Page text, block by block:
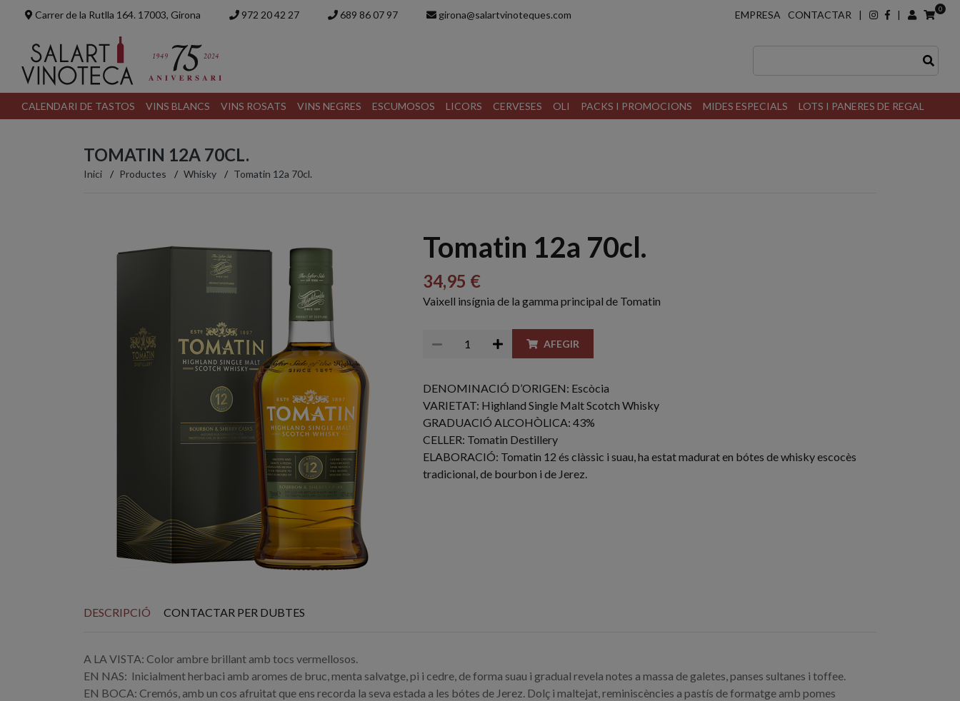
Carrer de la Rutlla 164. 17003, Girona 972 20 42 27 689 86 07 97 girona@salartvinoteques.com EMPRESA CONTACTAR | | 0
CALENDARI DE TASTOS VINS BLANCS VINS ROSATS VINS NEGRES ESCUMOSOS LICORS CERVESES OLI PACKS I PROMOCIONS MIDES ESPECIALS LOTS I PANERES DE REGAL
TOMATIN 12A 70CL.
Inici Productes Whisky Tomatin 12a 70cl.
Tomatin 12a 70cl.
34,95 €
Vaixell insígnia de la gamma principal de Tomatin
AFEGIR
DENOMINACIÓ D’ORIGEN: Escòcia
VARIETAT: Highland Single Malt Scotch Whisky
GRADUACIÓ ALCOHÒLICA: 43%
CELLER: Tomatin Destillery
ELABORACIÓ: Tomatin 12 és clàssic i suau, ha estat madurat en bótes de whisky escocès
tradicional, de bourbon i de Jerez.
DESCRIPCIÓ CONTACTAR PER DUBTES
A LA VISTA: Color ambre brillant amb tocs vermellosos.
EN NAS: Inicialment herbaci amb aromes de bruc, menta salvatge, pi i cedre, de forma suau i gradual revela notes a massa de galetes, panses sultanes i toffee.
EN BOCA: Cremós, amb un cos afruitat que ens recorda la seva estada a les bótes de Jerez. Dolç i maltejat, reminiscències a pastís de formatge amb pomes